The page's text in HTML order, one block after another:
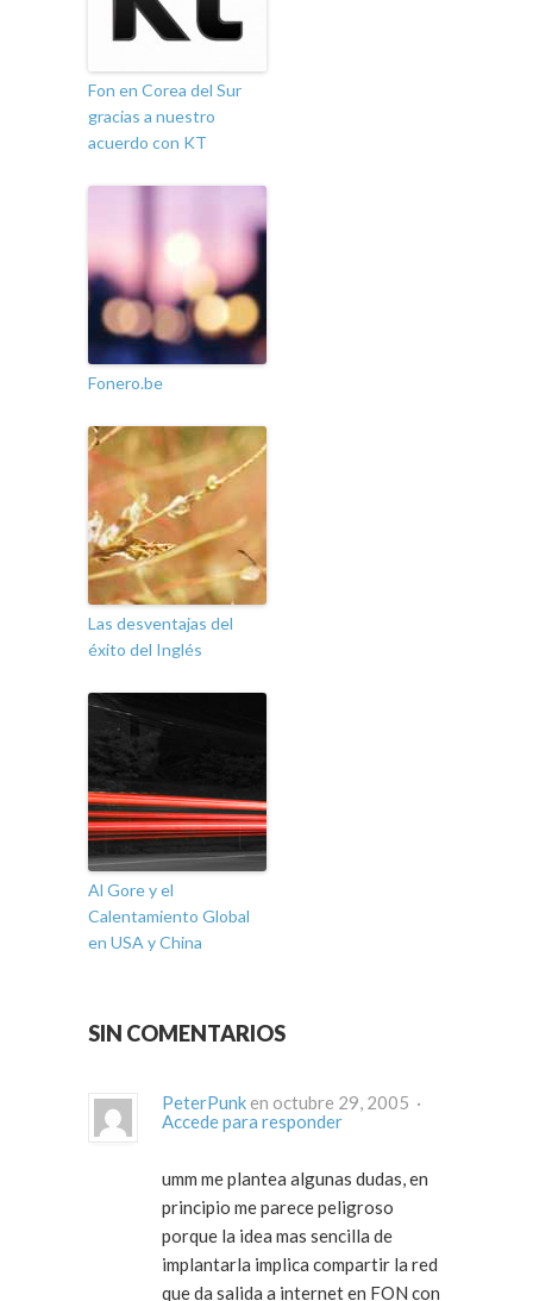
Fon en Corea del Sur
gracias a nuestro
acuerdo con KT
Fonero.be
Las desventajas del
éxito del Inglés
Al Gore y el
Calentamiento Global
en USA y China
SIN COMENTARIOS
PeterPunk
en octubre 29, 2005 ·
Accede para responder
umm me plantea algunas dudas, en
principio me parece peligroso
porque la idea mas sencilla de
implantarla implica compartir la red
que da salida a internet en FON con